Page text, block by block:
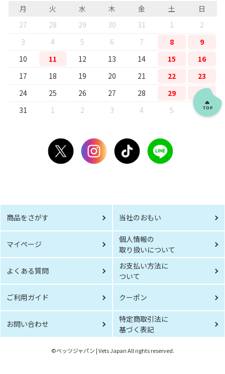
月 火 水 木 金 土
日
27
28 29 30 31 1
2
3
4 5 6 7 8
9
10
11 12 13 14 15
16
17
18 19 20 21 22
23
24
25 26 27 28 29
30
31
1 2 3 4 5 6
商品をさがす 当社のおもい
マイページ
個人情報の
取り扱いについて
よくある質問
お支払い方法に
ついて
ご利用ガイド クーポン
お問い合わせ
特定商取引法に
基づく表記
©︎ベッツジャパン | Vets Japan All rights reserved.